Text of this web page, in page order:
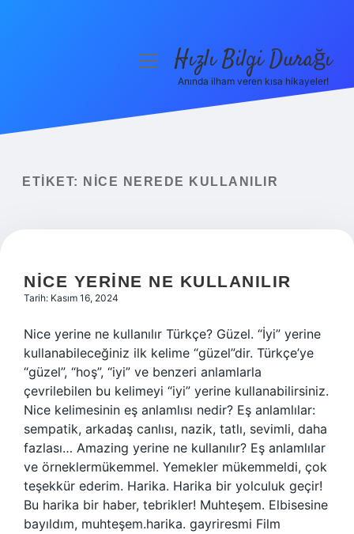
Yasal Uyarı
menüyüHızlı Bilgi Durağı
Anında ilham veren kısa hikayeler!
ETIKET: NICE NEREDE KULLANILIR
NICE YERINE NE KULLANILIR
Tarih: Kasım 16, 2024
Nice yerine ne kullanılır Türkçe? Güzel. “İyi” yerine
kullanabileceğiniz ilk kelime “güzel”dir. Türkçe’ye
“güzel”, “hoş”, “iyi” ve benzeri anlamlarla
çevrilebilen bu kelimeyi “iyi” yerine kullanabilirsiniz.
Nice kelimesinin eş anlamlısı nedir? Eş anlamlılar:
sempatik, arkadaş canlısı, nazik, tatlı, sevimli, daha
fazlası… Amazing yerine ne kullanılır? Eş anlamlılar
ve örneklermükemmel. Yemekler mükemmeldi, çok
teşekkür ederim. Harika. Harika bir yolculuk geçir!
Bu harika bir haber, tebrikler! Muhteşem. Elbisesine
bayıldım, muhteşem.harika. gayriresmi Film